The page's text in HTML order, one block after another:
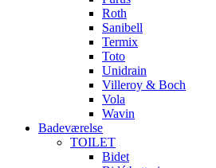
Roth
Sanibell
Termix
Toto
Unidrain
Villeroy & Boch
Vola
Wavin
Badeværelse
TOILET
Bidet